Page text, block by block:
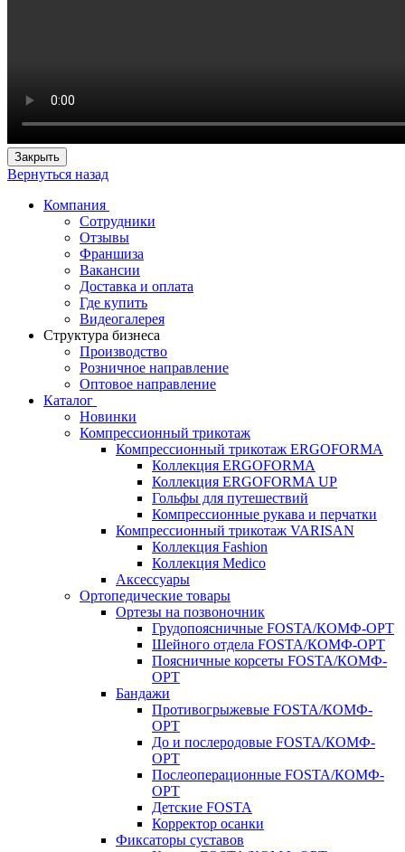
Закрыть
Вернуться назад
Компания
Сотрудники
Отзывы
Франшиза
Вакансии
Доставка и оплата
Где купить
Видеогалерея
Структура бизнеса
Производство
Розничное направление
Оптовое направление
Каталог
Новинки
Компрессионный трикотаж
Компрессионный трикотаж ERGOFORMA
Коллекция ERGOFORMA
Коллекция ERGOFORMA UP
Гольфы для путешествий
Компрессионные рукава и перчатки
Компрессионный трикотаж VARISAN
Коллекция Fashion
Коллекция Medico
Аксессуары
Ортопедические товары
Ортезы на позвоночник
Грудопоясничные FOSTA/КОМФ-ОРТ
Шейного отдела FOSTA/КОМФ-ОРТ
Поясничные корсеты FOSTA/КОМФ-
ОРТ
Бандажи
Противогрыжевые FOSTA/КОМФ-
ОРТ
До и послеродовые FOSTA/КОМФ-
ОРТ
Послеоперационные FOSTA/КОМФ-
ОРТ
Детские FOSTA
Корректор осанки
Фиксаторы суставов